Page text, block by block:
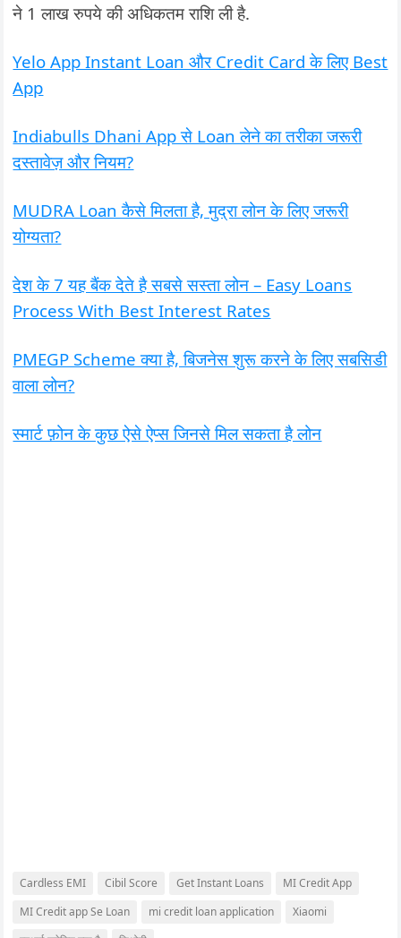
ने 1 लाख रुपये की अधिकतम राशि ली है.
Yelo App Instant Loan और Credit Card के लिए Best
App
Indiabulls Dhani App से Loan लेने का तरीका जरूरी
दस्तावेज़ और नियम?
MUDRA Loan कैसे मिलता है, मुद्रा लोन के लिए जरूरी
योग्यता?
देश के 7 यह बैंक देते है सबसे सस्ता लोन – Easy Loans
Process With Best Interest Rates
PMEGP Scheme क्या है, बिजनेस शुरू करने के लिए सबसिडी
वाला लोन?
स्मार्ट फ़ोन के कुछ ऐसे ऐप्स जिनसे मिल सकता है लोन
Cardless EMI Cibil Score Get Instant Loans
MI Credit App
MI Credit app Se Loan
mi credit loan application
Xiaomi